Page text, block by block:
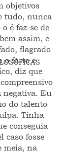
objetivos
tudo, nunca
é faz-se de
assim, e
flagrado
o farto e
diz que
negativa. Eu
do talento
Tinha
conseguia
caso fosse
meia, na